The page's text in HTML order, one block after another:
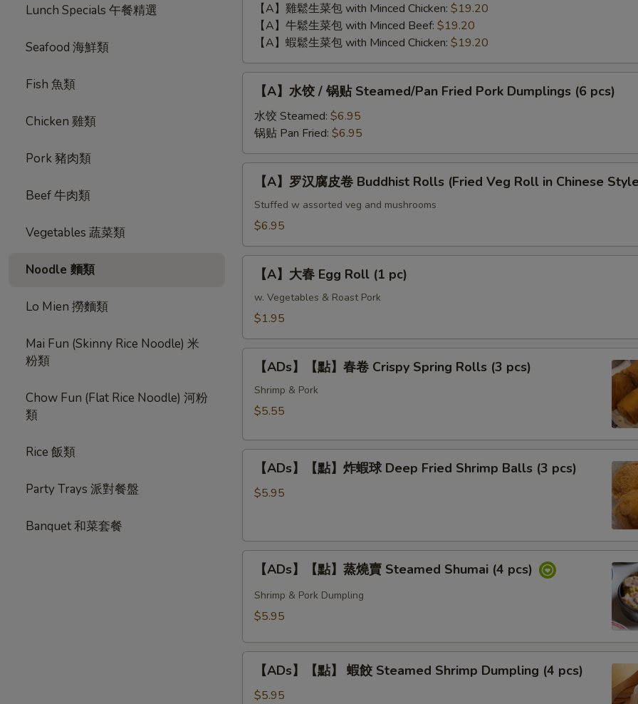
Lunch Specials 午餐精選
Seafood 海鮮類
Fish 魚類
Chicken 雞類
Pork 豬肉類
Beef 牛肉類
Vegetables 蔬菜類
Noodle 麵類
Lo Mien 撈麵類
Mai Fun (Skinny Rice Noodle) 米
粉類
Chow Fun (Flat Rice Noodle) 河粉
類
Rice 飯類
Party Trays 派對餐盤
Banquet 和菜套餐
Lettuce
【A】雞鬆生菜包 with Minced Chicken: $19.20
【A】牛鬆生菜包 with Minced Beef: $19.20
【A】蝦鬆生菜包 with Minced Chicken: $19.20
【A】
锅
贴
Steamed/Pan
Fried
Pork
Dumplings
(6
pcs)
【A】水饺 / 锅贴 Steamed/Pan Fried Pork Dumplings (6 pcs)
水饺 Steamed: $6.95
锅贴 Pan Fried: $6.95
【A】
卷
Buddhist
Rolls
Veg
Roll
Chinese
Style)
【A】罗汉腐皮卷 Buddhist Rolls (Fried Veg Roll in Chinese
Stuffed w assorted veg and mushrooms
$6.95
【A】
Egg
(1
【A】大春 Egg Roll (1 pc)
w. Vegetables & Roast Pork
$1.95
【ADs】
【點】
Spring
Rolls
pcs)
【ADs】【點】春卷 Crispy Spring Rolls (3 pcs)
Shrimp & Pork
$5.55
【ADs】
【點】
Deep
Fried
Shrimp
Balls
【ADs】【點】炸蝦球 Deep Fried Shrimp Balls (3 pcs)
$5.95
【ADs】
【點】
Steamed
Shumai
pcs)
【ADs】【點】蒸燒賣 Steamed Shumai (4 pcs)
Shrimp & Pork Dumpling
$5.95
【ADs】
【點】【ADs】【點】 蝦餃 Steamed Shrimp Dumpling (4 pcs)
$5.95